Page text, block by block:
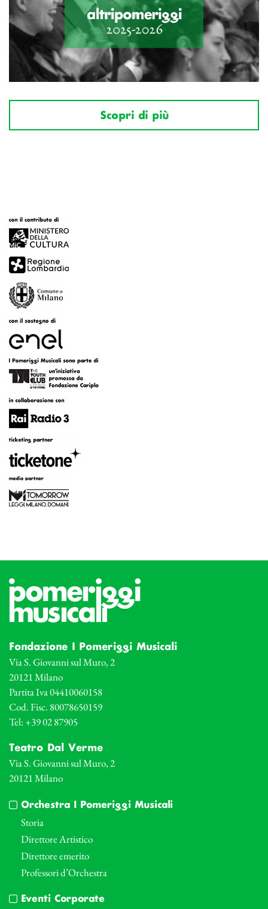
Scopri di più
Fondazione I Pomeriggi Musicali
Via S. Giovanni sul Muro, 2
20121 Milano
Partita Iva 04410060158
Cod. Fisc. 80078650159
Tel: +39 02 87905
Teatro Dal Verme
Via S. Giovanni sul Muro, 2
20121 Milano
Orchestra I Pomeriggi Musicali
Storia
Direttore Artistico
Direttore emerito
Professori d’Orchestra
Eventi Corporate